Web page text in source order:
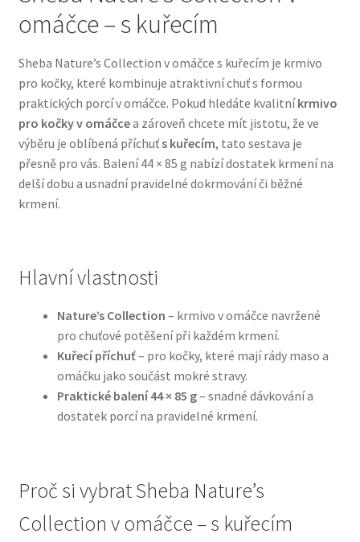
Bozita pro psy — Švédské krmivo s nordickou kvalitou
Brit pro psy
Granule pro psy
Natural Trainer pro psy — Italské krmivo s
přírodními složkami
Hill’s pro psy
Hračky pro psy
Konzervy a kapsičky pro psy
N&D Farmina pro psy — Italské holistic krmivo
Pamlsky pro psy
Pelíšky pro psy
omáčce – s kuřecím
Sheba Nature’s Collection v omáčce s kuřecím je krmivo
pro kočky, které kombinuje atraktivní chuť s formou
praktických porcí v omáčce. Pokud hledáte kvalitníkrmivo
pro kočky v omáčcea zároveň chcete mít jistotu, že ve
výběru je oblíbená příchuťs kuřecím, tato sestava je
přesně pro vás. Balení 44 × 85 g nabízí dostatek krmení na
delší dobu a usnadní pravidelné dokrmování či běžné
krmení.
Hlavní vlastnosti
Nature’s Collection – krmivo v omáčce navržené
pro chuťové potěšení při každém krmení.
Kuřecí příchuť– pro kočky, které mají rády maso a
omáčku jako součást mokré stravy.
Praktické balení 44 × 85 g– snadné dávkování a
dostatek porcí na pravidelné krmení.
Proč si vybrat Sheba Nature’s
Collection v omáčce – s kuřecím